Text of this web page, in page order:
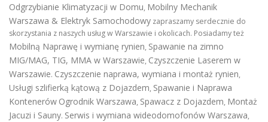
Odgrzybianie Klimatyzacji w Domu, Mobilny Mechanik
Warszawa & Elektryk Samochodowy zapraszamy serdecznie do
skorzystania z naszych usług w Warszawie i okolicach. Posiadamy też
Mobilną Naprawę i wymianę rynien, Spawanie na zimno
MIG/MAG, TIG, MMA w Warszawie, Czyszczenie Laserem w
Warszawie. Czyszczenie naprawa, wymiana i montaż rynien,
Usługi szlifierką kątową z Dojazdem, Spawanie i Naprawa
Kontenerów Ogrodnik Warszawa, Spawacz z Dojazdem, Montaż
Jacuzi i Sauny. Serwis i wymiana wideodomofonów Warszawa,